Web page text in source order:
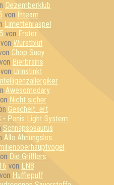
Dezemberklub
von Inteam
Limettenraspel
von Erster
von Wurstblut
Chop Suey
von Bierbrains
von Urinstinkt
Awesomedary
Nicht sicher
Gescheit_ert
- Penis Light System
Schnapsosaurus
Alle Ahnungslos
Die Grifflers
von LN8
von Hufflepuff